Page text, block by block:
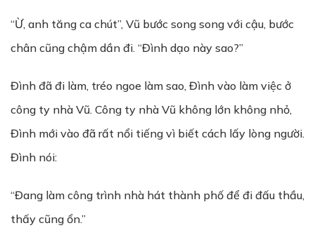
“Ừ, anh tăng ca chút”, Vũ bước song song với cậu, bước
chân cũng chậm dần đi. “Đình dạo này sao?”
Đình đã đi làm, tréo ngoe làm sao, Đình vào làm việc ở
công ty nhà Vũ. Công ty nhà Vũ không lớn không nhỏ,
Đình mới vào đã rất nổi tiếng vì biết cách lấy lòng người.
Đình nói:
“Đang làm công trình nhà hát thành phố để đi đấu thầu,
thấy cũng ổn.”